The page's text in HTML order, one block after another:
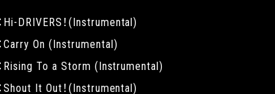
Hi-DRIVERS！(Instrumental)
Carry On (Instrumental)
Rising To a Storm (Instrumental)
Shout It Out！(Instrumental)